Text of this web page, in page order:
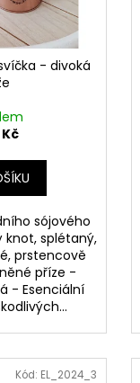
- divoká
sójového
knot, splétaný,
prstencově
příze -
- Esenciální
Kód: EL_2024_3